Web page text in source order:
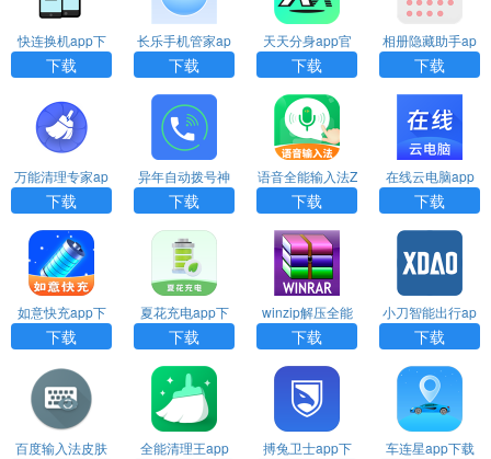
快连换机app下
载
下载
长乐手机管家ap
p下载
下载
天天分身app官
方下载
下载
相册隐藏助手ap
p下载
下载
万能清理专家ap
p下载
下载
异年自动拨号神
器app下载
下载
语音全能输入法Z
D下载
下载
在线云电脑app
官方下载
下载
如意快充app下
载
下载
夏花充电app下
载
下载
winzip解压全能
王app下载
下载
小刀智能出行ap
p下载
下载
百度输入法皮肤
全能清理王app
搏兔卫士app下
车连星app下载